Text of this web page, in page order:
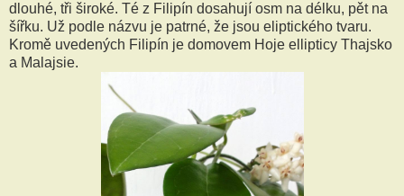
dlouhé, tři široké. Té z Filipín dosahují osm na délku, pět na
šířku. Už podle názvu je patrné, že jsou eliptického tvaru.
Kromě uvedených Filipín je domovem Hoje ellipticy Thajsko
a Malajsie.